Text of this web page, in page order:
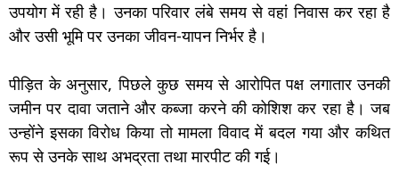
उपयोग में रही है। उनका परिवार लंबे समय से वहां निवास कर रहा है
और उसी भूमि पर उनका जीवन-यापन निर्भर है।
पीड़ित के अनुसार, पिछले कुछ समय से आरोपित पक्ष लगातार उनकी
जमीन पर दावा जताने और कब्जा करने की कोशिश कर रहा है। जब
उन्होंने इसका विरोध किया तो मामला विवाद में बदल गया और कथित
रूप से उनके साथ अभद्रता तथा मारपीट की गई।